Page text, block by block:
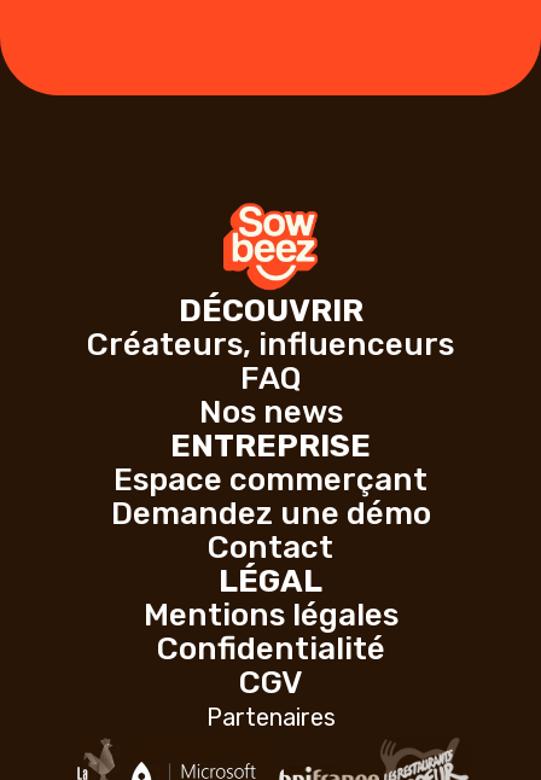
DÉCOUVRIR
Créateurs, influenceurs
FAQ
Nos news
ENTREPRISE
Espace commerçant
Demandez une démo
Contact
LÉGAL
Mentions légales
Confidentialité
CGV
Partenaires